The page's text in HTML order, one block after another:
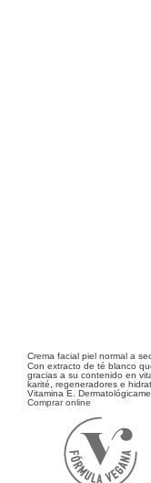
Crema facial piel normal a
Con extracto de té blanco
gracias a su contenido en
karité, regeneradores e
Vitamina E.
Comprar online